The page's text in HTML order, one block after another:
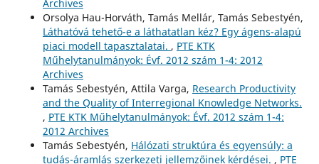
Archives
Orsolya Hau-Horváth, Tamás Mellár, Tamás Sebestyén,
Láthatóvá tehető-e a láthatatlan kéz? Egy ágens-alapú
piaci modell tapasztalatai. , PTE KTK
Műhelytanulmányok: Évf. 2012 szám 1-4: 2012
Archives
Tamás Sebestyén, Attila Varga, Research Productivity
and the Quality of Interregional Knowledge Networks.
, PTE KTK Műhelytanulmányok: Évf. 2012 szám 1-4:
2012 Archives
Tamás Sebestyén, Hálózati struktúra és egyensúly: a
tudás-áramlás szerkezeti jellemzőinek kérdései. , PTE